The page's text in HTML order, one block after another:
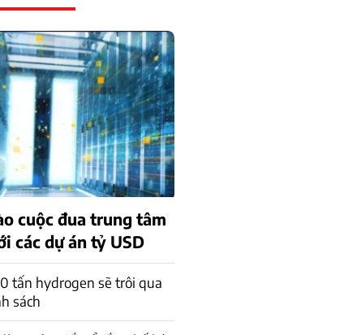
cuộc đua trung tâm
các dự án tỷ USD
tấn hydrogen sẽ trôi qua
sách